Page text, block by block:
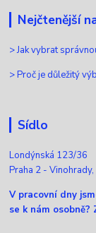
Nejčtenější
>Jak vybrat
>Proč je důležitý
Sídlo
Londýnská 123/36
Praha 2 -
V pracovní dny
se k nám